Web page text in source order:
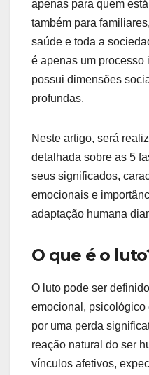
apenas para quem
também para
saúde e toda a
é apenas um
possui dimensões
profundas.
Neste artigo, será
detalhada sobre as 5
seus significados,
emocionais e
adaptação humana
O que é o
O luto pode ser
emocional,
por uma perda
reação natural do ser
vínculos afetivos,